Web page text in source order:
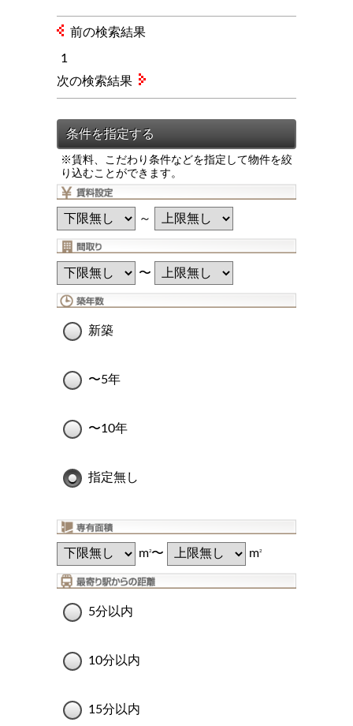
前の検索結果
1
※賃料、こだわり条件などを指定して物件を絞
り込むことができます。
～
〜
新築
〜5年
〜10年
指定無し
m2〜 m2
5分以内
10分以内
15分以内